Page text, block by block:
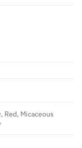
Red, Micaceous